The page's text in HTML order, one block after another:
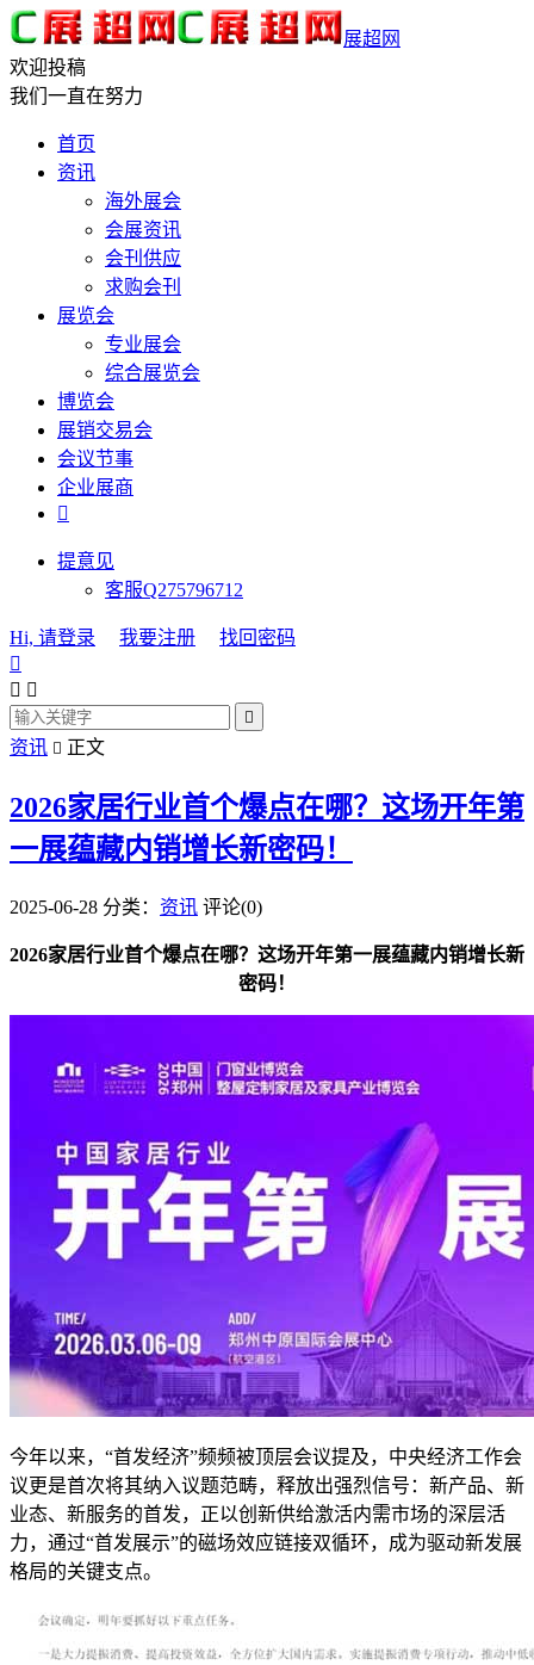
展超网
欢迎投稿
我们一直在努力
首页
资讯
海外展会
会展资讯
会刊供应
求购会刊
展览会
专业展会
综合展览会
博览会
展销交易会
会议节事
企业展商

提意见
客服Q275796712
Hi, 请登录 我要注册
找回密码

 

资讯  正文
2026家居行业首个爆点在哪？这场开年第
一展蕴藏内销增长新密码！
2025-06-28 分类： 资讯 评论(0)
2026家居行业首个爆点在哪？这场开年第一展蕴藏内销增长新
密码！
今年以来，“首发经济”频频被顶层会议提及，中央经济工作会
议更是首次将其纳入议题范畴，释放出强烈信号：新产品、新
业态、新服务的首发，正以创新供给激活内需市场的深层活
力，通过“首发展示”的磁场效应链接双循环，成为驱动新发展
格局的关键支点。